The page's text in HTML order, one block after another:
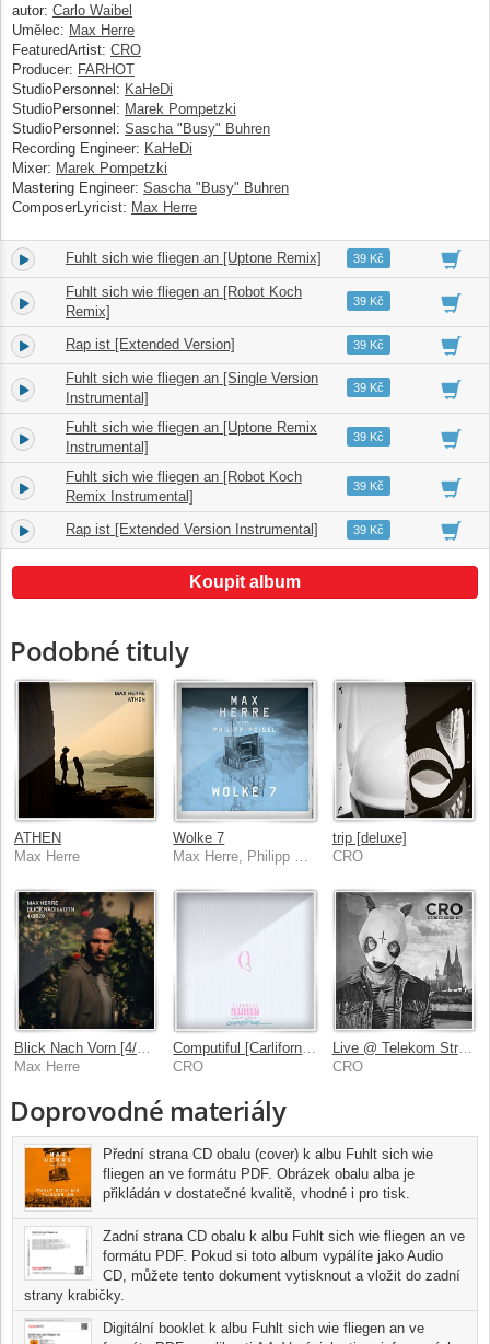
autor: Carlo Waibel
Umělec: Max Herre
FeaturedArtist: CRO
Producer: FARHOT
StudioPersonnel: KaHeDi
StudioPersonnel: Marek Pompetzki
StudioPersonnel: Sascha "Busy" Buhren
Recording Engineer: KaHeDi
Mixer: Marek Pompetzki
Mastering Engineer: Sascha "Busy" Buhren
ComposerLyricist: Max Herre
2. Fuhlt sich wie fliegen an [Uptone Remix] 03:4839 Kč
3.
Fuhlt sich wie fliegen an [Robot Koch
Remix]
04:0139 Kč
4. Rap ist [Extended Version] 07:2139 Kč
5.
Fuhlt sich wie fliegen an [Single Version
Instrumental]
03:3339 Kč
6.
Fuhlt sich wie fliegen an [Uptone Remix
Instrumental]
03:4639 Kč
7.
Fuhlt sich wie fliegen an [Robot Koch
Remix Instrumental]
04:0139 Kč
8. Rap ist [Extended Version Instrumental] 07:2139 Kč
Koupit album
Podobné tituly
ATHEN
Max Herre
Wolke 7
trip [deluxe]
CRO
Blick Nach Vorn [4/2020]
Max Herre
Computiful [Carlifornia RMX]
CRO
Live @ Telekom Street Gigs
CRO
Doprovodné materiály
Přední strana CD obalu (cover) k albu Fuhlt sich wie
fliegen an ve formátu PDF. Obrázek obalu alba je
přikládán v dostatečné kvalitě, vhodné i pro tisk.
Zadní strana CD obalu k albu Fuhlt sich wie fliegen an ve
formátu PDF. Pokud si toto album vypálíte jako Audio
CD, můžete tento dokument vytisknout a vložit do zadní
strany krabičky.
Digitální booklet k albu Fuhlt sich wie fliegen an ve